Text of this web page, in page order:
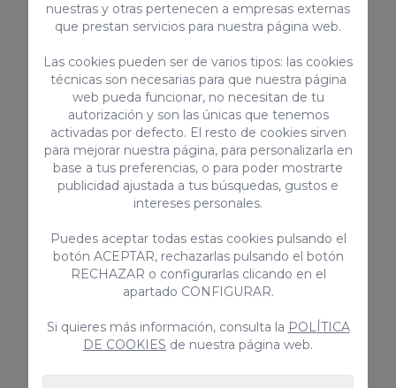
Traslado privado (Llegada)
de 1 a 4 pasajeros
55€ / Reserva
Traslado
5 a 6
A
nuestras y otras pertenecen a empresas externas
que prestan servicios para nuestra página web.
Las cookies pueden ser de varios tipos: las cookies
técnicas son necesarias para que nuestra página
web pueda funcionar, no necesitan de tu
autorización y son las únicas que tenemos
activadas por defecto. El resto de cookies sirven
para mejorar nuestra página, para personalizarla en
base a tus preferencias, o para poder mostrarte
publicidad ajustada a tus búsquedas, gustos e
intereses personales.
Puedes aceptar todas estas cookies pulsando el
botón ACEPTAR, rechazarlas pulsando el botón
RECHAZAR o configurarlas clicando en el
apartado CONFIGURAR.
Si quieres más información, consulta la POLÍTICA
DE COOKIES de nuestra página web.